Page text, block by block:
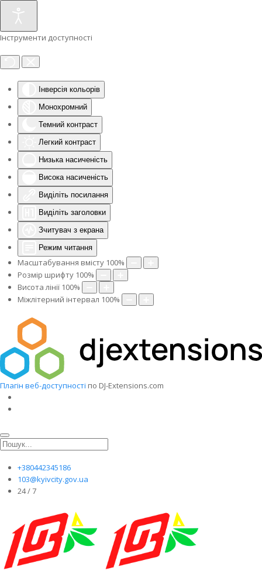
Інструменти доступності
Інверсія кольорів
Монохромний
Темний контраст
Легкий контраст
Низька насиченість
Висока насиченість
Виділіть посилання
Виділіть заголовки
Зчитувач з екрана
Режим читання
Масштабування вмісту 100%
Розмір шрифту 100%
Висота лінії 100%
Міжлітерний інтервал 100%
Плагін веб-доступності по DJ-Extensions.com
+380442345186
103@kyivcity.gov.ua
24 / 7